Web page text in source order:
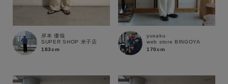
岸本 優哉
SUPER SHOP 米子店
183cm
yusaku
web store BINGOYA
170cm